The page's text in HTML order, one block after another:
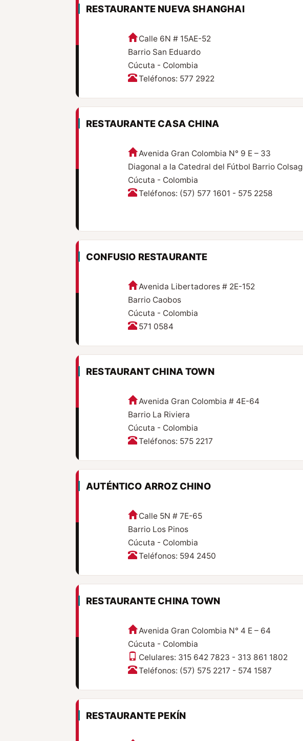
RESTAURANTE NUEVA SHANGHAI
Calle 6N # 15AE-52
Barrio San Eduardo
Cúcuta - Colombia
Teléfonos: 577 2922
RESTAURANTE CASA CHINA
Avenida Gran Colombia N° 9 E – 33
Diagonal a la Catedral del Fútbol Barrio Colsag
Cúcuta - Colombia
Teléfonos: (57) 577 1601 - 575 2258
CONFUSIO RESTAURANTE
Avenida Libertadores # 2E-152
Barrio Caobos
Cúcuta - Colombia
571 0584
RESTAURANT CHINA TOWN
Avenida Gran Colombia # 4E-64
Barrio La Riviera
Cúcuta - Colombia
Teléfonos: 575 2217
AUTÉNTICO ARROZ CHINO
Calle 5N # 7E-65
Barrio Los Pinos
Cúcuta - Colombia
Teléfonos: 594 2450
RESTAURANTE CHINA TOWN
Avenida Gran Colombia N° 4 E – 64
Cúcuta - Colombia
Celulares: 315 642 7823 - 313 861 1802
Teléfonos: (57) 575 2217 - 574 1587
RESTAURANTE PEKÍN